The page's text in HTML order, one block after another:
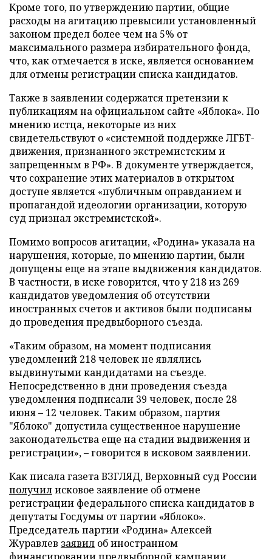
Кроме того, по утверждению партии, общие
расходы на агитацию превысили установленный
законом предел более чем на 5% от
максимального размера избирательного фонда,
что, как отмечается в иске, является основанием
для отмены регистрации списка кандидатов.
Также в заявлении содержатся претензии к
публикациям на официальном сайте «Яблока». По
мнению истца, некоторые из них
свидетельствуют о «системной поддержке ЛГБТ-
движения, признанного экстремистским и
запрещенным в РФ». В документе утверждается,
что сохранение этих материалов в открытом
доступе является «публичным оправданием и
пропагандой идеологии организации, которую
суд признал экстремистской».
Помимо вопросов агитации, «Родина» указала на
нарушения, которые, по мнению партии, были
допущены еще на этапе выдвижения кандидатов.
В частности, в иске говорится, что у 218 из 269
кандидатов уведомления об отсутствии
иностранных счетов и активов были подписаны
до проведения предвыборного съезда.
«Таким образом, на момент подписания
уведомлений 218 человек не являлись
выдвинутыми кандидатами на съезде.
Непосредственно в дни проведения съезда
уведомления подписали 39 человек, после 28
июня – 12 человек. Таким образом, партия
"Яблоко" допустила существенное нарушение
законодательства еще на стадии выдвижения и
регистрации», – говорится в исковом заявлении.
Как писала газета ВЗГЛЯД, Верховный суд России
получилисковое заявление об отмене
регистрации федерального списка кандидатов в
депутаты Госдумы от партии «Яблоко».
Председатель партии «Родина» Алексей
Журавлев заявил об иностранном